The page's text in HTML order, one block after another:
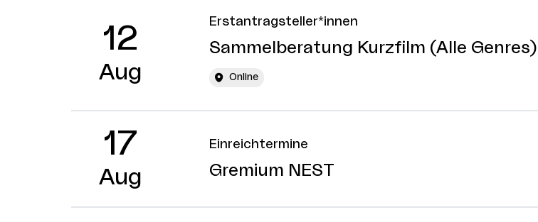
12
Aug
Erstantragsteller*innen
Sammelberatung Kurzfilm (Alle Genres)
Online
17
Aug
Einreichtermine
Gremium NEST